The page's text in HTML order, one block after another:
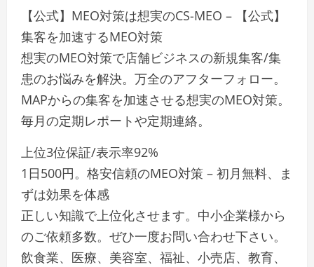
【公式】MEO対策は想実のCS-MEO – 【公式】
集客を加速するMEO対策
想実のMEO対策で店舗ビジネスの新規集客/集
患のお悩みを解決。万全のアフターフォロー。
MAPからの集客を加速させる想実のMEO対策。
毎月の定期レポートや定期連絡。
上位3位保証/表示率92%
1日500円。格安信頼のMEO対策 – 初月無料、ま
ずは効果を体感
正しい知識で上位化させます。中小企業様から
のご依頼多数。ぜひ一度お問い合わせ下さい。
飲食業、医療、美容室、福祉、小売店、教育、